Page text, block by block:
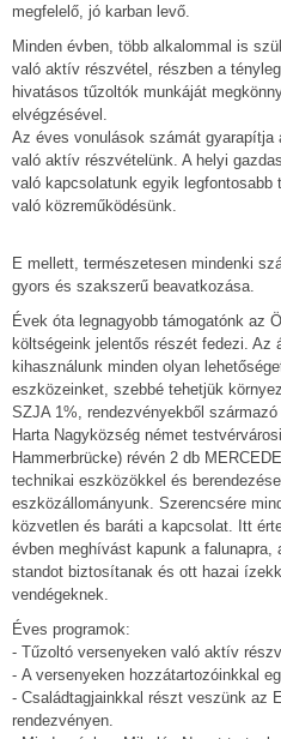
megfelelő, jó karban levő.
Minden évben, több alkalommal is
való aktív részvétel, részben a
hivatásos tűzoltók munkáját
elvégzésével.
Az éves vonulások számát gyarapítja
való aktív részvételünk. A helyi
való kapcsolatunk egyik
való közreműködésünk.
E mellett, természetesen mindenki
gyors és szakszerű beavatkozása.
Évek óta legnagyobb támogatónk az
költségeink jelentős részét fedezi. Az
kihasználunk minden olyan
eszközeinket, szebbé tehetjük
SZJA 1%, rendezvényekből származó
Harta Nagyközség német
Hammerbrücke) révén 2 db
technikai eszközökkel és
eszközállományunk. Szerencsére
közvetlen és baráti a kapcsolat. Itt
évben meghívást kapunk a falunapra,
standot biztosítanak és ott hazai
vendégeknek.
Éves programok:
- Tűzoltó versenyeken való aktív
- A versenyeken hozzátartozóinkkal
- Családtagjainkkal részt veszünk az
rendezvényen.